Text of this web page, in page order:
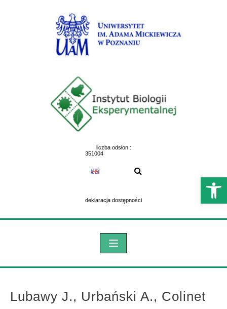
liczba odsłon :
351004
deklaracja dostępności
Lubawy J., Urbański A., Colinet